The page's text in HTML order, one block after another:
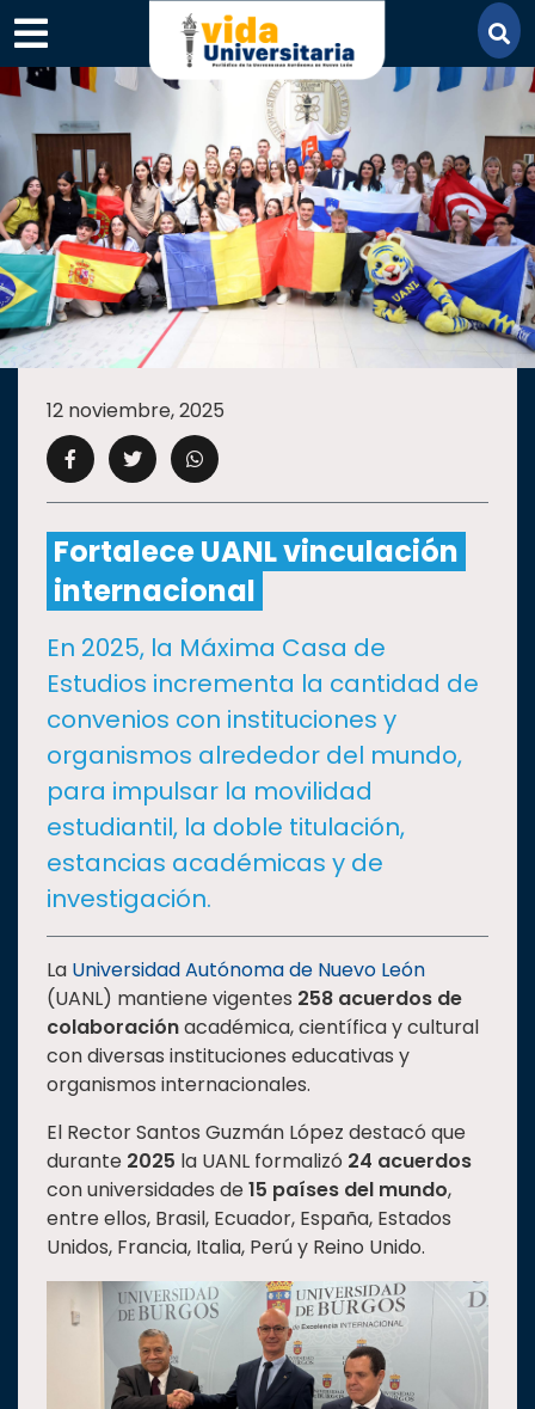
×
SECCIONES
ACADEMIA
CAMPUS UANL
CULTURA
DEPORTES
I+D+IEXPERTOS
SALUD
SUSTENTABILIDAD
TEMAS
Oferta
educativa
Estudiantes
Rectoría
Investigación
Internacionalización
Responsabilidad
Vinculación
12 noviembre, 2025
Fortalece UANL vinculación
internacional
En 2025, la Máxima Casa de
Estudios incrementa la cantidad de
convenios con instituciones y
organismos alrededor del mundo,
para impulsar la movilidad
estudiantil, la doble titulación,
estancias académicas y de
investigación.
La Universidad Autónoma de Nuevo León
(UANL) mantiene vigentes 258 acuerdos de
colaboraciónacadémica, científica y cultural
con diversas instituciones educativas y
organismos internacionales.
El Rector Santos Guzmán López destacó que
durante 2025 la UANL formalizó 24 acuerdos
con universidades de15 países del mundo,
entre ellos, Brasil, Ecuador, España, Estados
Unidos, Francia, Italia, Perú y Reino Unido.